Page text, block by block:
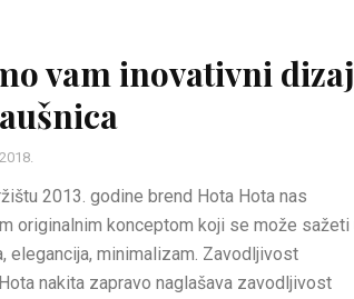
vam inovativni
2013. godine brend Hota Hota nas
originalnim konceptom koji se može sažeti
elegancija, minimalizam. Zavodljivost
nakita zapravo naglašava zavodljivost